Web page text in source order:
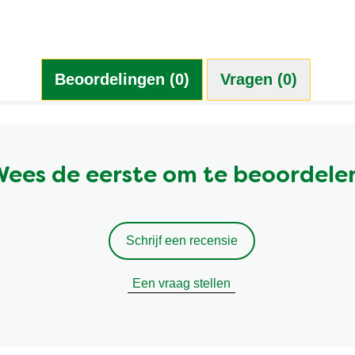
Beoordelingen (0) Vragen (0)
de eerste om te
Schrijf een recensie
Een vraag stellen